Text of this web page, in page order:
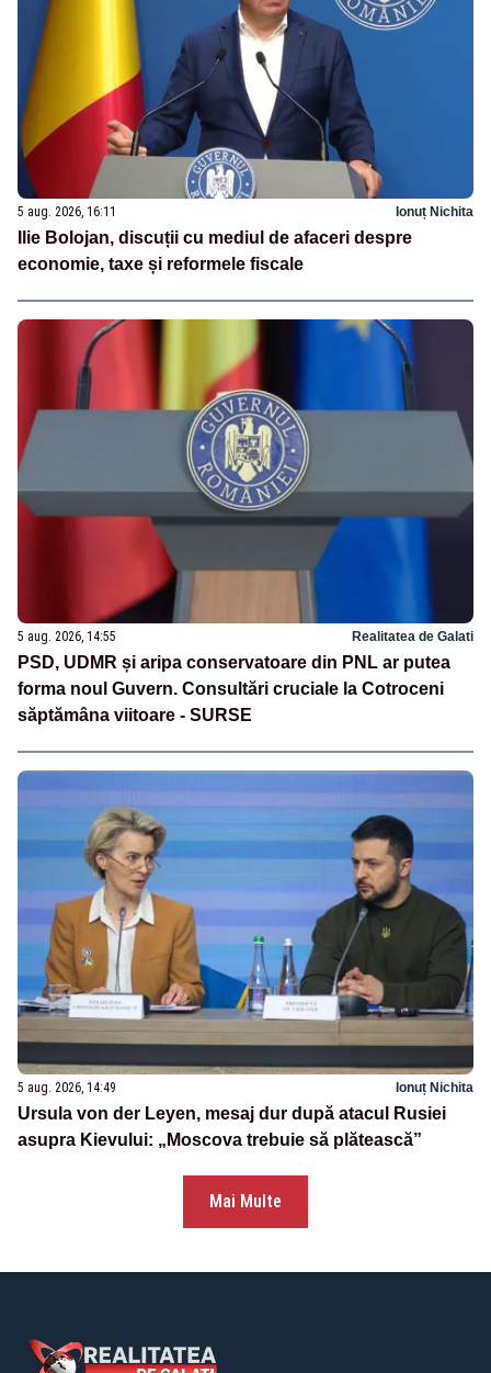
5 aug. 2026, 16:11 Ionuț Nichita
Ilie Bolojan, discuții cu mediul de afaceri despre
economie, taxe și reformele fiscale
5 aug. 2026, 14:55 Realitatea de Galati
PSD, UDMR și aripa conservatoare din PNL ar putea
forma noul Guvern. Consultări cruciale la Cotroceni
săptămâna viitoare - SURSE
5 aug. 2026, 14:49 Ionuț Nichita
Ursula von der Leyen, mesaj dur după atacul Rusiei
asupra Kievului: „Moscova trebuie să plătească”
Mai Multe